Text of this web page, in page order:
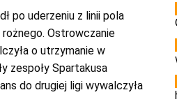
po uderzeniu z linii pola
Ostrowczanie
o utrzymanie w
zespoły Spartakusa
do drugiej ligi wywalczyła